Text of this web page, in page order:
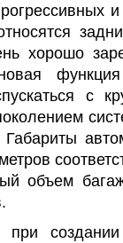
хорошо
с
Габариты
объем